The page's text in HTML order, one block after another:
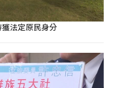
法定原民身分